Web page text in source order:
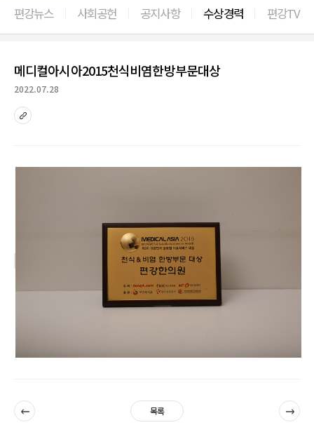
편강뉴스 사회공헌 공지사항 수상경력 편강TV
이전으로
메디컬아시아2015천식비염한방부문대상
2022.07.28
sns
이전 목록 다음